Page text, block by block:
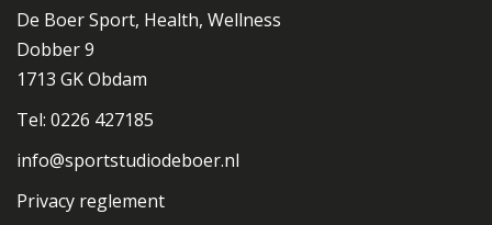
De Boer Sport, Health, Wellness
Dobber 9
1713 GK Obdam
Tel: 0226 427185
info@sportstudiodeboer.nl
Privacy reglement